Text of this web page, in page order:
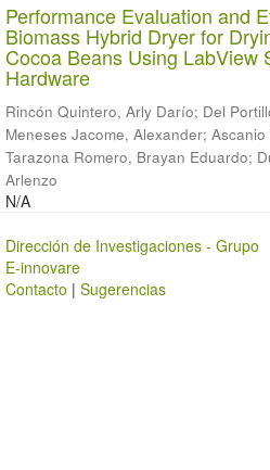
Performance Evaluation and
Biomass Hybrid Dryer for
Cocoa Beans Using LabView
Hardware
Rincón Quintero, Arly Darío; Del
Meneses Jacome, Alexander;
Tarazona Romero, Brayan Eduardo;
Arlenzo
N/A
Dirección de Investigaciones - Grupo
E-innovare
Contacto | Sugerencias